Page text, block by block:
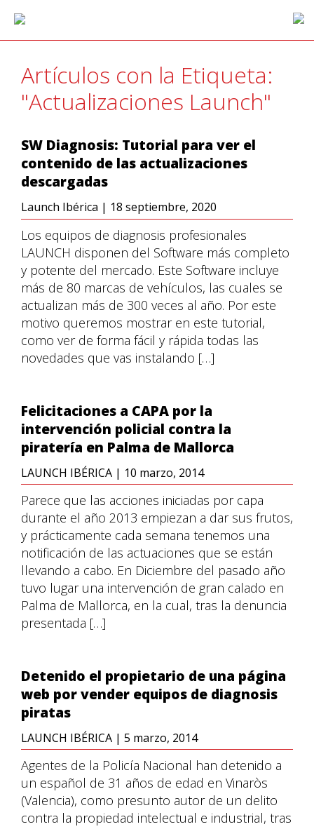
Artículos con la Etiqueta:
"Actualizaciones Launch"
SW Diagnosis: Tutorial para ver el
contenido de las actualizaciones
descargadas
Launch Ibérica | 18 septiembre, 2020
Los equipos de diagnosis profesionales
LAUNCH disponen del Software más completo
y potente del mercado. Este Software incluye
más de 80 marcas de vehículos, las cuales se
actualizan más de 300 veces al año. Por este
motivo queremos mostrar en este tutorial,
como ver de forma fácil y rápida todas las
novedades que vas instalando […]
Felicitaciones a CAPA por la
intervención policial contra la
piratería en Palma de Mallorca
LAUNCH IBÉRICA | 10 marzo, 2014
Parece que las acciones iniciadas por capa
durante el año 2013 empiezan a dar sus frutos,
y prácticamente cada semana tenemos una
notificación de las actuaciones que se están
llevando a cabo. En Diciembre del pasado año
tuvo lugar una intervención de gran calado en
Palma de Mallorca, en la cual, tras la denuncia
presentada […]
Detenido el propietario de una página
web por vender equipos de diagnosis
piratas
LAUNCH IBÉRICA | 5 marzo, 2014
Agentes de la Policía Nacional han detenido a
un español de 31 años de edad en Vinaròs
(Valencia), como presunto autor de un delito
contra la propiedad intelectual e industrial, tras